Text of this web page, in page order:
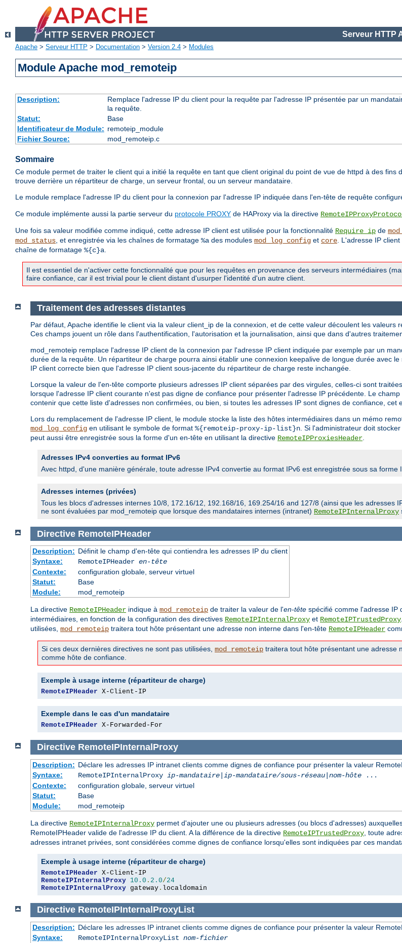
Serveur HTTP
Apache > Serveur HTTP > Documentation > Version 2.4 > Modules
Module Apache mod_remoteip
Description:
Remplace l'adresse IP du client pour la requête par l'adresse IP présentée par un
la requête.
Statut:
Base
Identificateur de Module: remoteip_module
Fichier Source:
mod_remoteip.c
Sommaire
Ce module permet de traiter le client qui a initié la requête en tant que client original du point de vue de httpd à des fins
trouve derrière un répartiteur de charge, un serveur frontal, ou un serveur mandataire.
Le module remplace l'adresse IP du client pour la connexion par l'adresse IP indiquée dans l'en-tête de requête
Ce module implémente aussi la partie serveur du protocole PROXY de HAProxy via la directive
Une fois sa valeur modifiée comme indiqué, cette adresse IP client est utilisée pour la fonctionnalité Require ip de
mod_status, et enregistrée via les chaînes de formatage %a des modules mod_log_config et core. L'adresse IP
chaîne de formatage %{c}a.
Il est essentiel de n'activer cette fonctionnalité que pour les requêtes en provenance des serveurs intermédiaires
faire confiance, car il est trivial pour le client distant d'usurper l'identité d'un autre client.
Traitement des adresses distantes
Par défaut, Apache identifie le client via la valeur client_ip de la connexion, et de cette valeur découlent les valeurs
Ces champs jouent un rôle dans l'authentification, l'autorisation et la journalisation, ainsi que dans d'autres
mod_remoteip remplace l'adresse IP client de la connexion par l'adresse IP client indiquée par exemple par un
durée de la requête. Un répartiteur de charge pourra ainsi établir une connexion keepalive de longue durée avec
IP client correcte bien que l'adresse IP client sous-jacente du répartiteur de charge reste inchangée.
Lorsque la valeur de l'en-tête comporte plusieurs adresses IP client séparées par des virgules, celles-ci sont
lorsque l'adresse IP client courante n'est pas digne de confiance pour présenter l'adresse IP précédente. Le
contenir que cette liste d'adresses non confirmées, ou bien, si toutes les adresses IP sont dignes de confiance, cet
Lors du remplacement de l'adresse IP client, le module stocke la liste des hôtes intermédiaires dans un mémo
mod_log_config en utilisant le symbole de format %{remoteip-proxy-ip-list}n . Si l'administrateur doit
peut aussi être enregistrée sous la forme d'un en-tête en utilisant la directive RemoteIPProxiesHeader
Adresses IPv4 converties au format IPv6
Avec httpd, d'une manière générale, toute adresse IPv4 convertie au format IPv6 est enregistrée sous sa forme
Adresses internes (privées)
Tous les blocs d'adresses internes 10/8, 172.16/12, 192.168/16, 169.254/16 and 127/8 (ainsi que les adresses
ne sont évaluées par mod_remoteip que lorsque des mandataires internes (intranet) RemoteIPInternalProxy
Directive RemoteIPHeader
Description: Définit le champ d'en-tête qui contiendra les adresses IP du client
Syntaxe:
RemoteIPHeader en-tête
Contexte:
configuration globale, serveur virtuel
Statut:
Base
Module:
mod_remoteip
La directive RemoteIPHeader indique à mod_remoteip de traiter la valeur de l'en-tête spécifié comme l'adresse IP
intermédiaires, en fonction de la configuration des directives RemoteIPInternalProxy et RemoteIPTrustedProxy
utilisées, mod_remoteip traitera tout hôte présentant une adresse non interne dans l'en-tête RemoteIPHeader
Si ces deux dernières directives ne sont pas utilisées, mod_remoteip traitera tout hôte présentant une adresse
comme hôte de confiance.
Exemple à usage interne (répartiteur de charge)
RemoteIPHeader X-Client-IP
Exemple dans le cas d'un mandataire
RemoteIPHeader X-Forwarded-For
Directive RemoteIPInternalProxy
Description: Déclare les adresses IP intranet clients comme dignes de confiance pour présenter la valeur
Syntaxe:
RemoteIPInternalProxy ip-mandataire| ip-mandataire/sous-réseau| nom-hôte...
Contexte:
configuration globale, serveur virtuel
Statut:
Base
Module:
mod_remoteip
La directive RemoteIPInternalProxy permet d'ajouter une ou plusieurs adresses (ou blocs d'adresses)
RemoteIPHeader valide de l'adresse IP du client. A la différence de la directive RemoteIPTrustedProxy , toute
adresses intranet privées, sont considérées comme dignes de confiance lorsqu'elles sont indiquées par ces
Exemple à usage interne (répartiteur de charge)
RemoteIPHeader
RemoteIPInternalProxy 10.0 . 2.0/24
RemoteIPInternalProxy gateway . localdomain
Directive RemoteIPInternalProxyList
Description: Déclare les adresses IP intranet clients comme dignes de confiance pour présenter la valeur
Syntaxe:
RemoteIPInternalProxyList nom-fichier